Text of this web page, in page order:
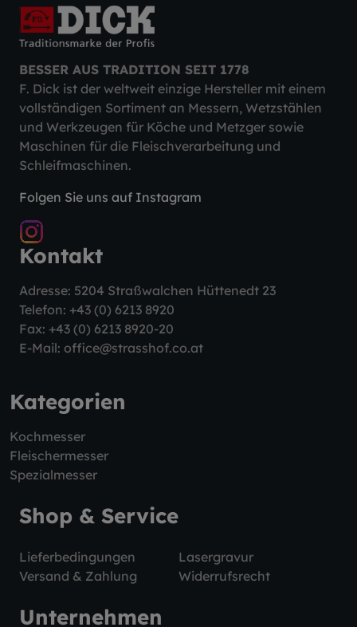
BESSER AUS TRADITION SEIT 1778
F. Dick ist der weltweit einzige Hersteller mit einem
vollständigen Sortiment an Messern, Wetzstählen
und Werkzeugen für Köche und Metzger sowie
Maschinen für die Fleischverarbeitung und
Schleifmaschinen.
Folgen Sie uns auf Instagram
Kontakt
Adresse: 5204 Straßwalchen Hüttenedt 23
Telefon: +43 (0) 6213 8920
Fax: +43 (0) 6213 8920-20
E-Mail: office@strasshof.co.at
Kategorien
Kochmesser
Fleischermesser
Spezialmesser
Shop & Service
Lieferbedingungen
Lasergravur
Versand & Zahlung
Widerrufsrecht
Unternehmen